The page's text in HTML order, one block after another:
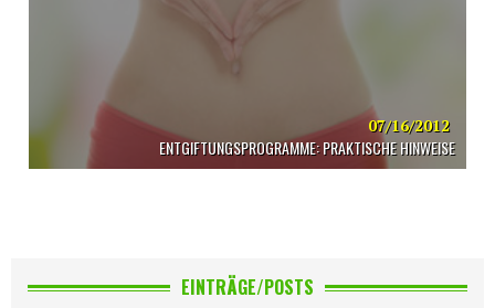
07/16/2012
ENTGIFTUNGSPROGRAMME: PRAKTISCHE HINWEISE
EINTRÄGE/POSTS